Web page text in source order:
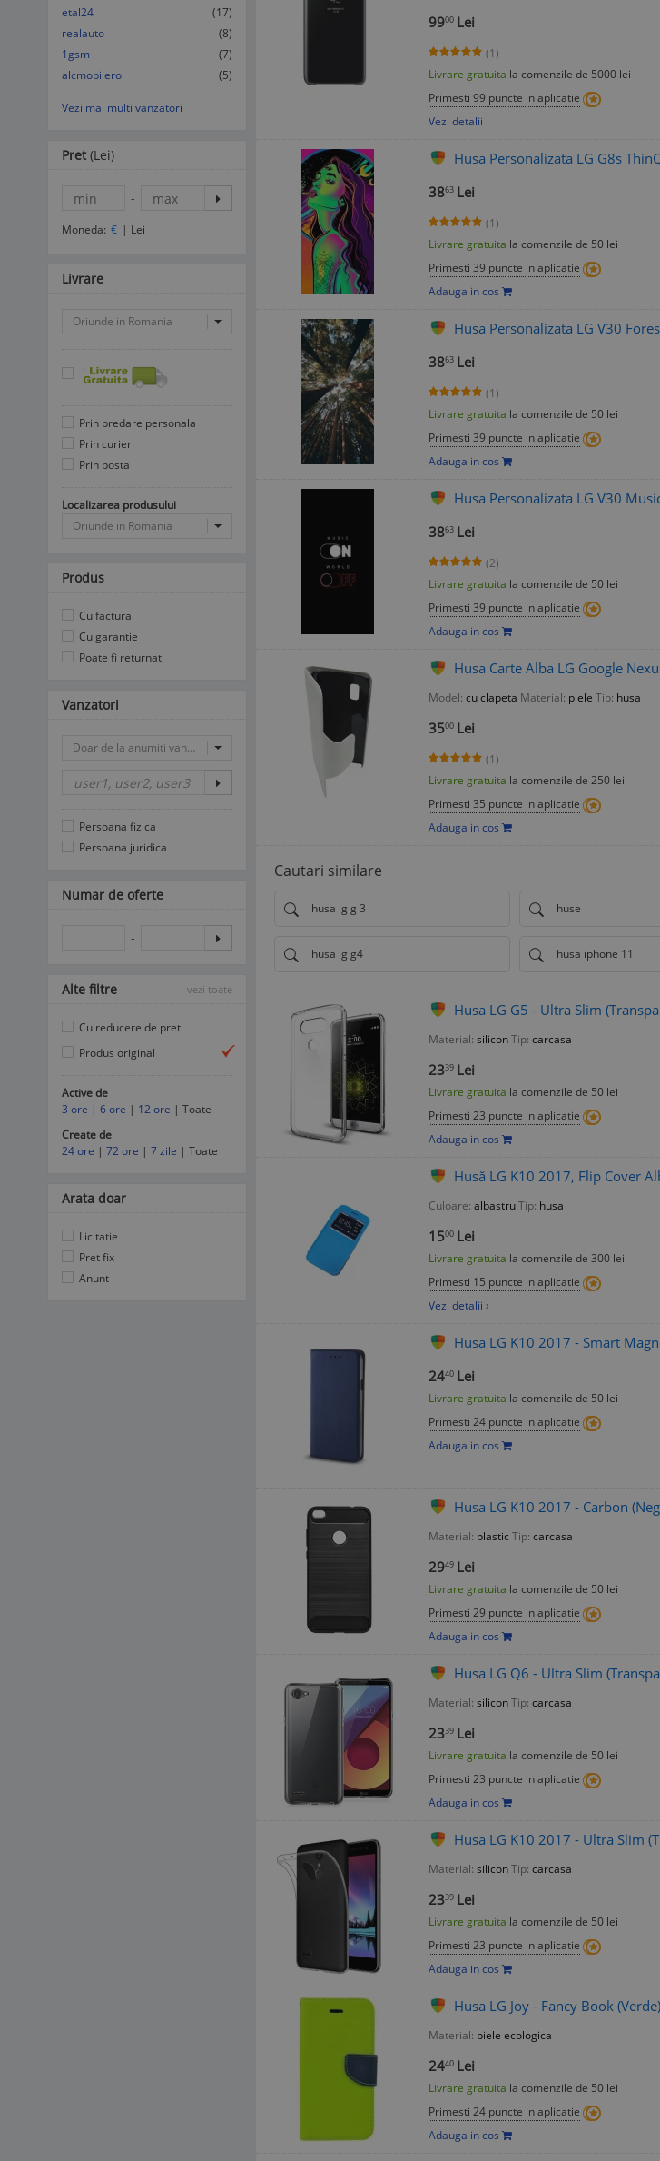
9900 Lei
(1)
Livrare gratuita la comenzile de 5000 lei
Primesti 99 puncte in aplicatie
Vezi detalii
Husa Personalizata LG G8s
3863 Lei
(1)
Livrare gratuita la comenzile de 50 lei
Primesti 39 puncte in aplicatie
Adauga in cos
Husa Personalizata LG V30
3863 Lei
(1)
Livrare gratuita la comenzile de 50 lei
Primesti 39 puncte in aplicatie
Adauga in cos
Husa Personalizata LG V30
3863 Lei
(2)
Livrare gratuita la comenzile de 50 lei
Primesti 39 puncte in aplicatie
Adauga in cos
Husa Carte Alba LG Google
Model: cu clapeta Material: piele Tip: husa
3500 Lei
(1)
Livrare gratuita la comenzile de 250 lei
Primesti 35 puncte in aplicatie
Adauga in cos
Cautari similare
husa lg g 3 huse
husa lg g4 husa iphone 11
Husa LG G5 - Ultra Slim
Material: siliconTip: carcasa
2339 Lei
Livrare gratuita la comenzile de 50 lei
Primesti 23 puncte in aplicatie
Adauga in cos
Husă LG K10 2017, Flip Cover
Culoare: albastruTip: husa
1500 Lei
Livrare gratuita la comenzile de 300 lei
Primesti 15 puncte in aplicatie
Vezi detalii ›
Husa LG K10 2017 - Smart
2440 Lei
Livrare gratuita la comenzile de 50 lei
Primesti 24 puncte in aplicatie
Adauga in cos
Husa LG K10 2017 - Carbon
Material: plastic Tip: carcasa
2949 Lei
Livrare gratuita la comenzile de 50 lei
Primesti 29 puncte in aplicatie
Adauga in cos
Husa LG Q6 - Ultra Slim
Material: siliconTip: carcasa
2339 Lei
Livrare gratuita la comenzile de 50 lei
Primesti 23 puncte in aplicatie
Adauga in cos
Husa LG K10 2017 - Ultra Slim
Material: siliconTip: carcasa
2339 Lei
Livrare gratuita la comenzile de 50 lei
Primesti 23 puncte in aplicatie
Adauga in cos
Husa LG Joy - Fancy Book (Verde)
Material: piele ecologica
2440 Lei
Livrare gratuita la comenzile de 50 lei
Primesti 24 puncte in aplicatie
Adauga in cos
etal24
(17)
realauto
(8)
1gsm
(7)
alcmobilero
(5)
Vezi mai multi vanzatori
Pret (Lei)
-
Moneda: € | Lei
Livrare
Oriunde in Romania
Prin predare personala
Prin curier
Prin posta
Localizarea produsului
Oriunde in Romania
Produs
Cu factura
Cu garantie
Poate fi returnat
Vanzatori
Doar de la anumiti vanzatori
Persoana fizica
Persoana juridica
Numar de oferte
-
Alte filtre vezi toate
Cu reducere de pret
Produs original
Active de
3 ore | 6 ore | 12 ore | Toate
Create de
24 ore | 72 ore | 7 zile | Toate
Arata doar
Licitatie
Pret fix
Anunt